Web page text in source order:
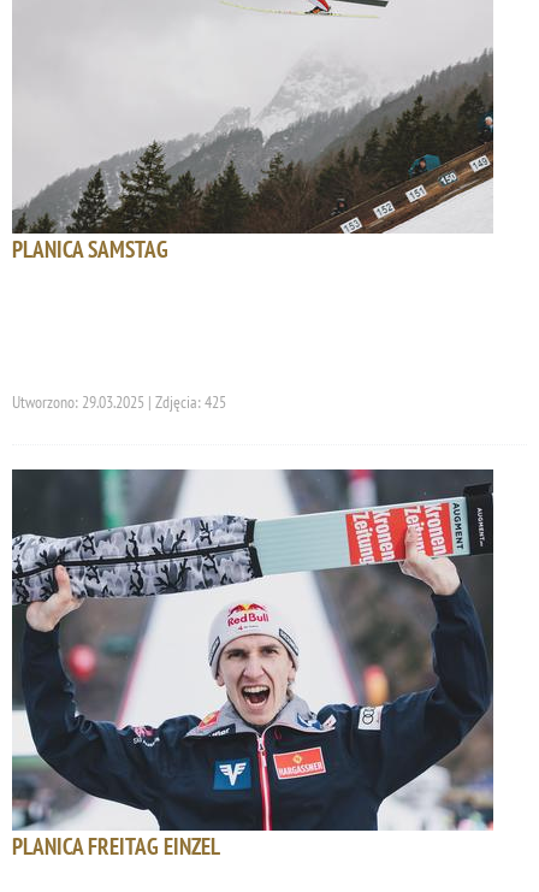
PLANICA SAMSTAG
Utworzono: 29.03.2025 | Zdjęcia: 425
PLANICA FREITAG EINZEL